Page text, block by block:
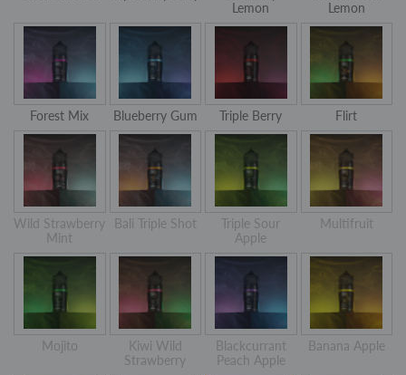
Lemon
Lemon
Forest Mix Blueberry Gum Triple Berry Flirt
Wild Strawberry
Mint
Bali Triple Shot
Triple Sour
Apple
Multifruit
Mojito
Kiwi Wild
Strawberry
Blackcurrant
Peach Apple
Banana Apple